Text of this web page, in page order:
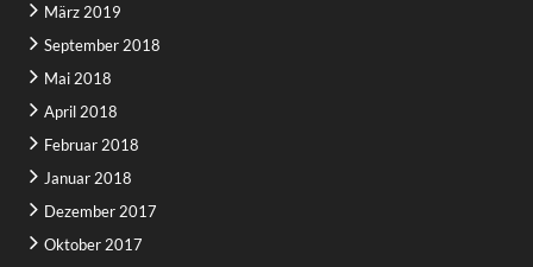
März 2019
September 2018
Mai 2018
April 2018
Februar 2018
Januar 2018
Dezember 2017
Oktober 2017